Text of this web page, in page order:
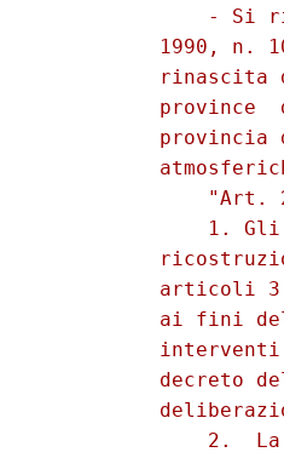
- Si
1990, n.
rinascita
province
provincia
"Art.
1.
articoli
ai fini
decreto
2.